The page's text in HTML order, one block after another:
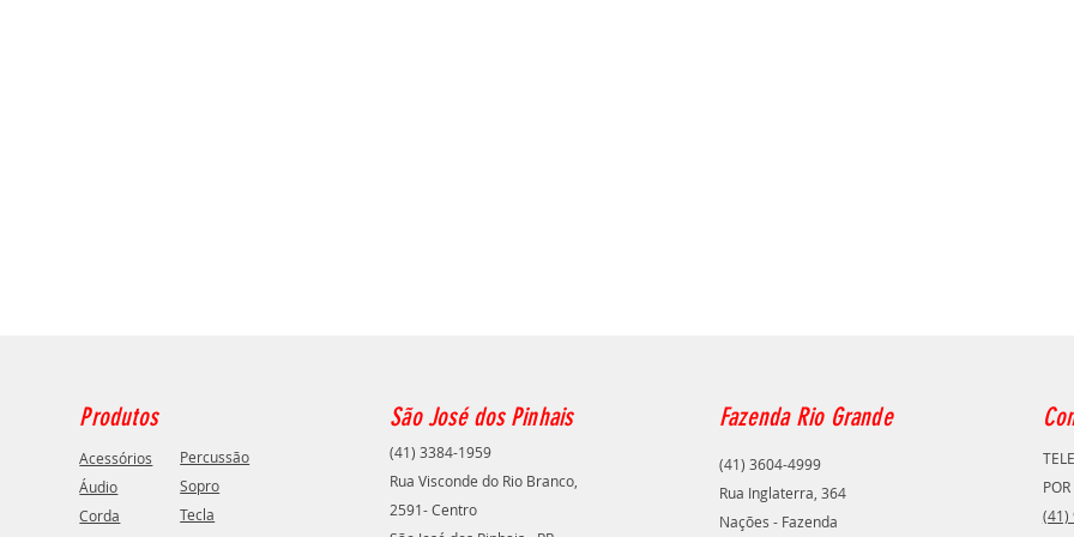
Produtos
Acessórios
Áudio
Corda
São José dos Pinhais
Percussão
Sopro
Tecla
(41) 3384-1959
Rua Visconde do Rio Branco,
2591- Centro
Fazenda Rio Grande
(41) 3604-4999
Rua Inglaterra, 364
Nações - Fazenda
(41)